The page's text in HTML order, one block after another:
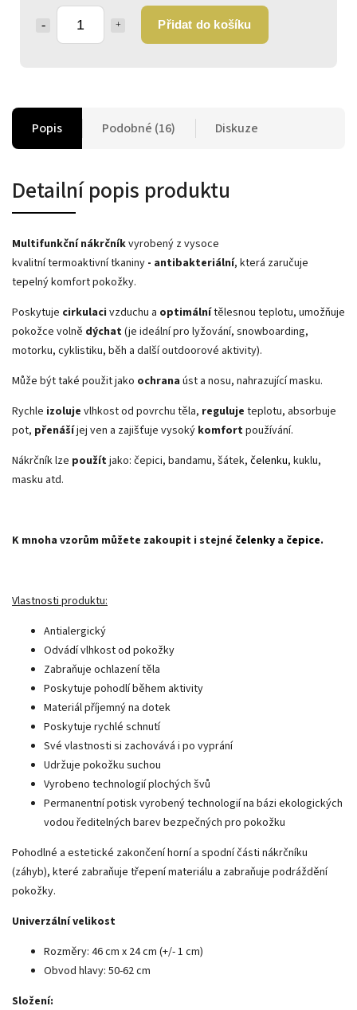
Přidat do košíku
Popis Podobné (16) Diskuze
Detailní popis produktu
Multifunkční nákrčníkvyrobený z vysoce
kvalitnítermoaktivnítkaniny - antibakteriální, která zaručuje
tepelný komfort pokožky.
Poskytuje cirkulaci vzduchu a optimálnítělesnou teplotu, umožňuje
pokožce volně dýchat(je ideální pro lyžování, snowboarding,
motorku, cyklistiku, běh a další outdoorové aktivity).
Může být také použit jako ochrana úst a nosu, nahrazující masku.
Rychle izoluje vlhkost od povrchu těla, reguluje teplotu, absorbuje
pot, přenášíjej ven a zajišťuje vysoký komfortpoužívání.
Nákrčník lze použítjako: čepici, bandamu, šátek, čelenku, kuklu,
masku atd.
K mnoha vzorům můžete zakoupit i stejné čelenky a čepice.
Vlastnosti produktu:
Antialergický
Odvádí vlhkost od pokožky
Zabraňuje ochlazení těla
Poskytuje pohodlí během aktivity
Materiál příjemný na dotek
Poskytuje rychlé schnutí
Své vlastnosti si zachovává i po vyprání
Udržuje pokožku suchou
Vyrobeno technologií plochých švů
Permanentní potisk vyrobený technologií na bázi ekologických
vodou ředitelných barev bezpečných pro pokožku
Pohodlné a estetické zakončení horní a spodní části nákrčníku
(záhyb), které zabraňuje třepení materiálu a zabraňuje podráždění
pokožky.
Univerzální velikost
Rozměry: 46 cm x 24 cm (+/- 1 cm)
Obvod hlavy: 50-62 cm
Složení: